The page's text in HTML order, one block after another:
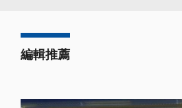
編輯推薦